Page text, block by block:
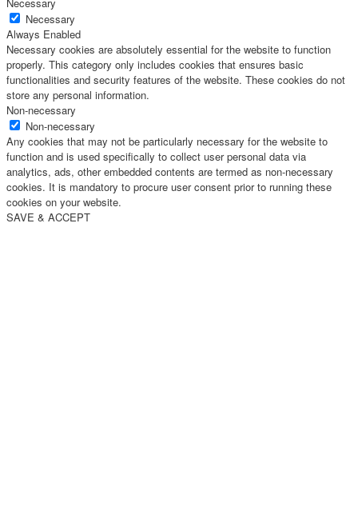
Necessary
Always Enabled
Necessary cookies are absolutely essential for the website to function
properly. This category only includes cookies that ensures basic
functionalities and security features of the website. These cookies do not
store any personal information.
Non-necessary
Non-necessary
Any cookies that may not be particularly necessary for the website to
function and is used specifically to collect user personal data via
analytics, ads, other embedded contents are termed as non-necessary
cookies. It is mandatory to procure user consent prior to running these
cookies on your website.
SAVE & ACCEPT